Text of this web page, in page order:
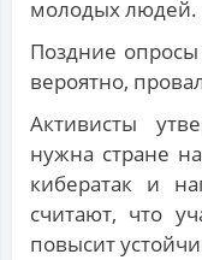
молодых людей.
Поздние
вероятно,
Активисты
нужна стране
кибератак и
считают, что
повысит